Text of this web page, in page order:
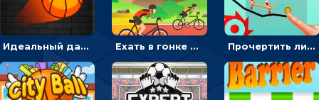
Идеальный данк: направлять пунктир в корзину и попадать мячом Ехать в гонке на велосипедах через трамплины к финишу на скорость - спортивные Прочертить линию, чтобы проехать на скейте, через преграды к финишу - для мальчиков